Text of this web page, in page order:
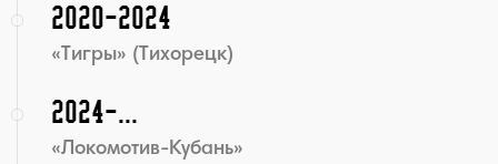
2020-2024
«Тигры» (Тихорецк)
2024-...
«Локомотив-Кубань»